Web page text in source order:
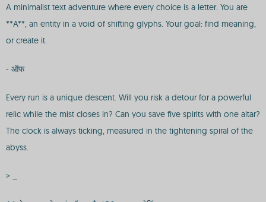
A minimalist text adventure where every choice is a letter. You are
**A**, an entity in a void of shifting glyphs. Your goal: find meaning,
or create it.
- ऑफ
Every run is a unique descent. Will you risk a detour for a powerful
relic while the mist closes in? Can you save five spirits with one altar?
The clock is always ticking, measured in the tightening spiral of the
abyss.
> _